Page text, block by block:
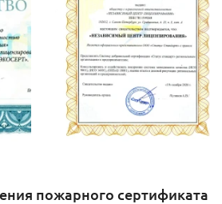
пожарного сертификата